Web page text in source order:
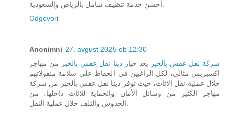
أحسن خدمة تنظيف شامل بالرياض والسعودية.
Odgovori
Anonimni 27. avgust 2025 ob 12:30
شركة نقل عفش بالخبر
يعد خيار دينا نقل عفش بالخبر
من مهاجر
اكسبريس مثالي، لكل الراغبين في الحفاظ على سلامة منقولاتهم
خلال عملية نقل الاثاث، حيث توفر دينا نقل عفش بالخبر من شركة
مهاجر الكثير من وسائل الأمان والحماية للاثاث داخلها، من
الخدوش والتلف خلال عملية النقل.